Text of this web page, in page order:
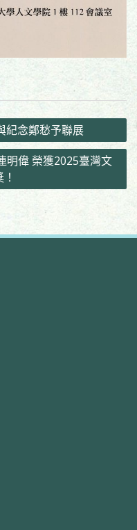
紀念鄭愁予聯展
明偉 榮獲2025臺灣文